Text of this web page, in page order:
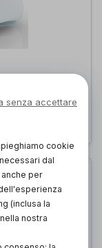
60,00€
senza accettare
cookie
dal
per
(inclusa la
nostra